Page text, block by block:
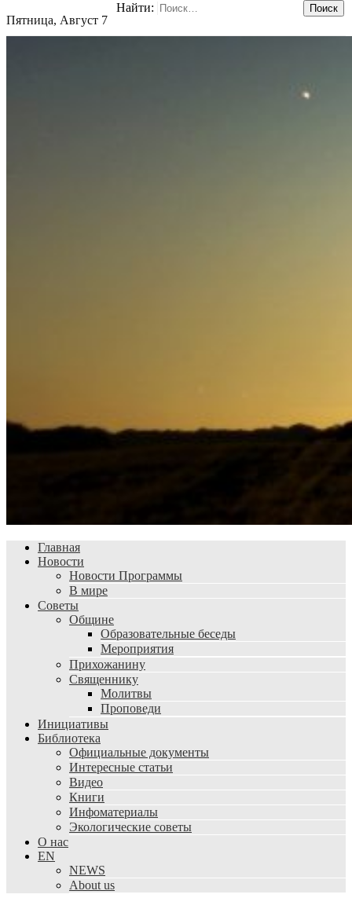
Пятница, Август 7
Найти:
Главная
Новости
Новости Программы
В мире
Советы
Общине
Образовательные беседы
Мероприятия
Прихожанину
Священнику
Молитвы
Проповеди
Инициативы
Библиотека
Официальные документы
Интересные статьи
Видео
Книги
Инфоматериалы
Экологические советы
О нас
EN
NEWS
About us